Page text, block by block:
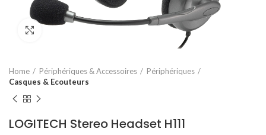
Home Périphériques & Accessoires
Périphériques
Casques & Ecouteurs
LOGITECH Stereo Headset H111